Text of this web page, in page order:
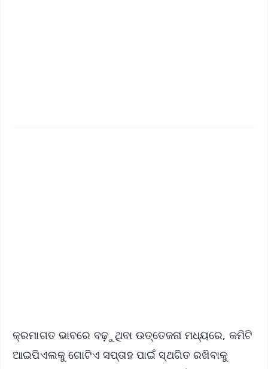
କ୍ରମାଗତ ଭାବରେ ବଢ଼ୁଥିବା ଉତ୍ତେଜନା ମଧ୍ୟରେ, କମିଟି
ଆଇପିଏଲକୁ ଗୋଟିଏ ସପ୍ତାହ ପାଇଁ ସ୍ଥଗିତ ରଖିବାକୁ